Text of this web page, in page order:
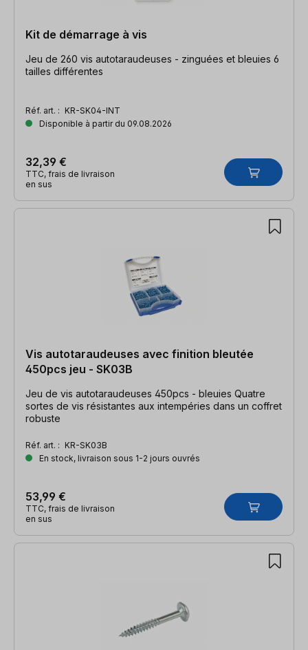
Kit de démarrage à vis
Jeu de 260 vis autotaraudeuses - zinguées et bleuies 6
tailles différentes
Réf. art. : KR-SK04-INT
Disponible à partir du 09.08.2026
32,39 €
TTC, frais de livraison
en sus
Vis autotaraudeuses avec finition bleutée
450pcs jeu - SK03B
Jeu de vis autotaraudeuses 450pcs - bleuies Quatre
sortes de vis résistantes aux intempéries dans un coffret
robuste
Réf. art. : KR-SK03B
En stock, livraison sous 1-2 jours ouvrés
53,99 €
TTC, frais de livraison
en sus